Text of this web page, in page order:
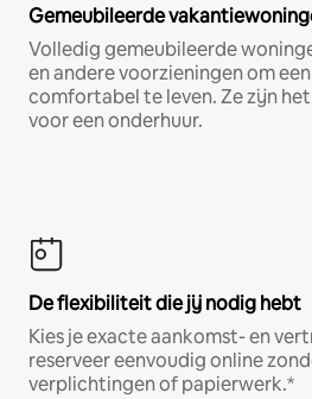
Gemeubileerde
Volledig gemeubileerde
en andere voorzieningen om
comfortabel te leven. Ze zijn
voor een onderhuur.
De flexibiliteit die jij nodig hebt
Kies je exacte aankomst- en
reserveer eenvoudig online
verplichtingen of papierwerk.*